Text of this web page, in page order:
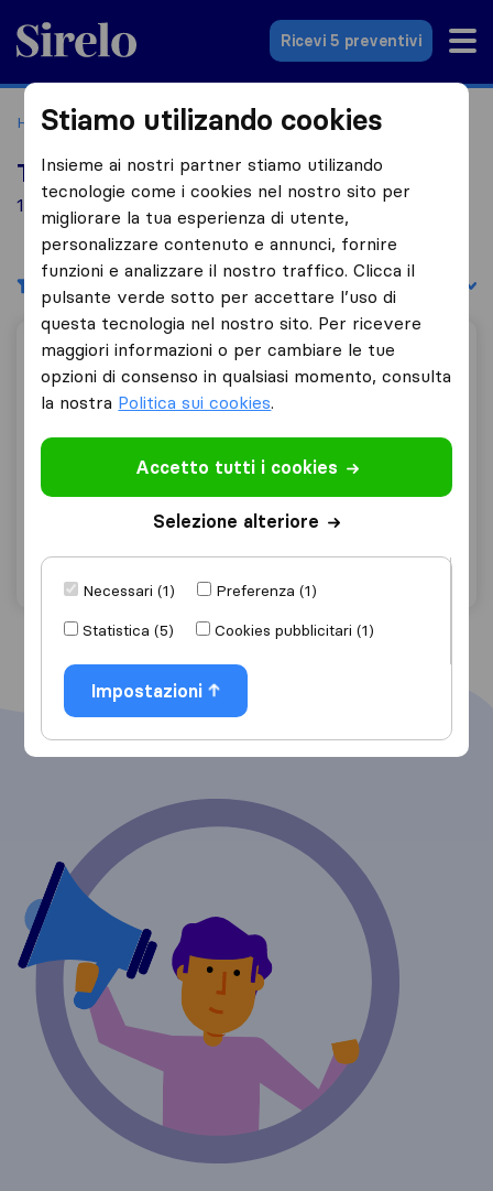
Sirelo.it
Ricevi 5 preventivi
Home Le 10 migliori aziende di traslochi in Italia
Top 10 traslocatori a Minervino
1 aziende di traslochi trovate a Minervino
Filtri Filtra per:
Traslochi e trasporti Civilla
10,0
Traslochi e trasporti Civilla
Chiedi preventivo Dettagli
Stiamo utilizando cookies
Insieme ai nostri partner stiamo utilizando
tecnologie come i cookies nel nostro sito per
migliorare la tua esperienza di utente,
personalizzare contenuto e annunci, fornire
funzioni e analizzare il nostro traffico. Clicca il
pulsante verde sotto per accettare l’uso di
questa tecnologia nel nostro sito. Per ricevere
maggiori informazioni o per cambiare le tue
opzioni di consenso in qualsiasi momento, consulta
la nostra Politica sui cookies.
Accetto tutti i cookies
Selezione alteriore
Necessari (1)
Preferenza (1)
Statistica (5)
Cookies pubblicitari (1)
Impostazioni